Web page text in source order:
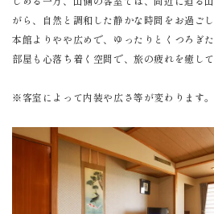
がら、自然と調和した静かな時間をお過ご
本館よりやや広めで、ゆったりとくつろぎ
部屋も心落ち着く空間で、旅の疲れを癒して
※客室によって内装や広さ等が変わります。